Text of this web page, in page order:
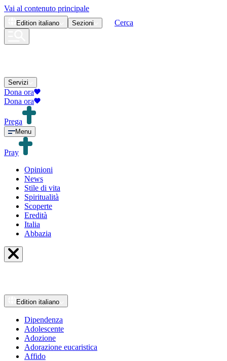
Vai al contenuto principale
Edition italiano Sezioni Cerca
Servizi
Dona ora
Dona ora
Prega
Menu
Pray
Opinioni
News
Stile di vita
Spiritualità
Scoperte
Eredità
Italia
Abbazia
Edition italiano
Dipendenza
Adolescente
Adozione
Adorazione eucaristica
Affido